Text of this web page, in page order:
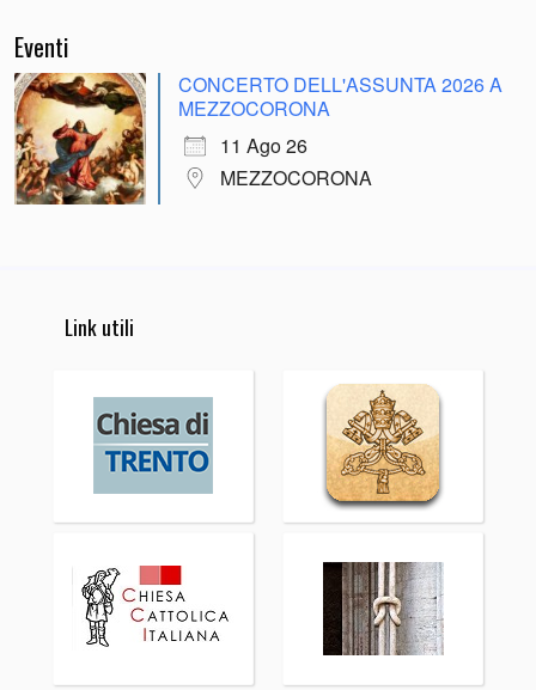
Eventi
CONCERTO DELL'ASSUNTA 2026 A
MEZZOCORONA
11 Ago 26
MEZZOCORONA
Link utili